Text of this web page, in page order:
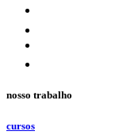
nosso trabalho
cursos